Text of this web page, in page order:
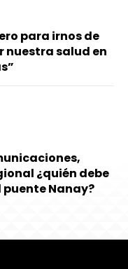
para irnos de
nuestra salud en
¿quién debe
Nanay?